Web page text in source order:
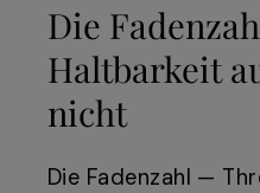
Die
Haltbarkeit
nicht
Die Fadenzahl —